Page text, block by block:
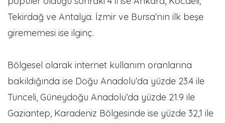
Tekirdağ ve Antalya. İzmir ve Bursa’nın ilk beşe
girememesi ise ilginç.
Bölgesel olarak internet kullanım oranlarına
bakıldığında ise Doğu Anadolu’da yüzde 23.4 ile
Tunceli, Güneydoğu Anadolu’da yüzde 21.9 ile
Gaziantep, Karadeniz Bölgesinde ise yüzde 32,1 ile